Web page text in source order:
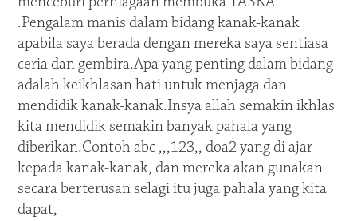
.Pengalam manis dalam bidang kanak-kanak
apabila saya berada dengan mereka saya sentiasa
ceria dan gembira.Apa yang penting dalam bidang
adalah keikhlasan hati untuk menjaga dan
mendidik kanak-kanak.Insya allah semakin ikhlas
kita mendidik semakin banyak pahala yang
diberikan.Contoh abc ,,,123,, doa2 yang di ajar
kepada kanak-kanak, dan mereka akan gunakan
secara berterusan selagi itu juga pahala yang kita
dapat,